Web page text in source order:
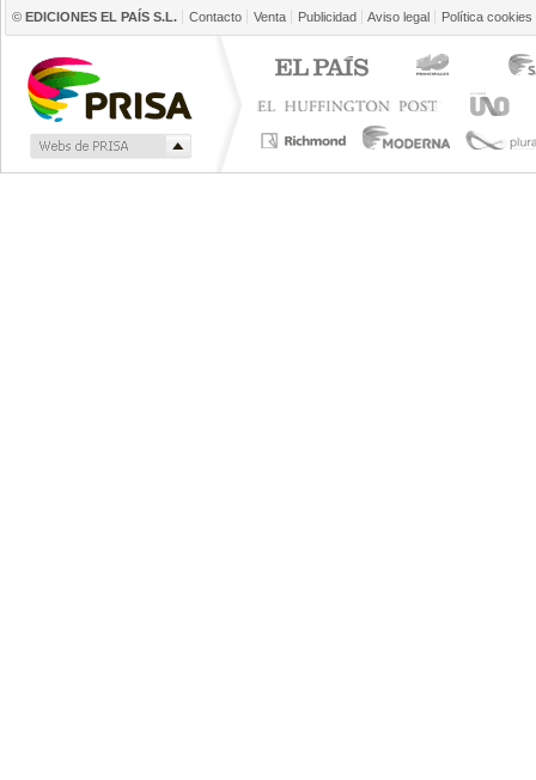
© EDICIONES EL PAÍS S.L. Contacto Venta Publicidad Aviso legal Política cookies